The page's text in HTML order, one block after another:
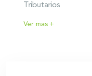
Tributarios
Ver mas +